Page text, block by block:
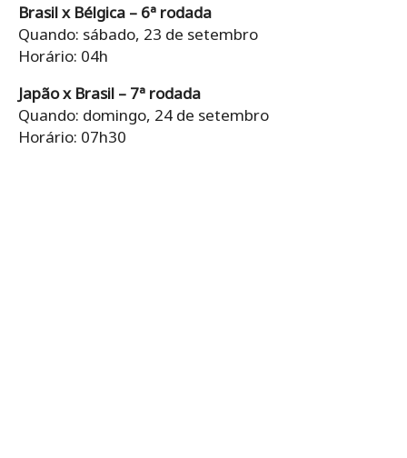
Brasil x Bélgica – 6ª rodada
Quando: sábado, 23 de setembro
Horário: 04h
Japão x Brasil – 7ª rodada
Quando: domingo, 24 de setembro
Horário: 07h30